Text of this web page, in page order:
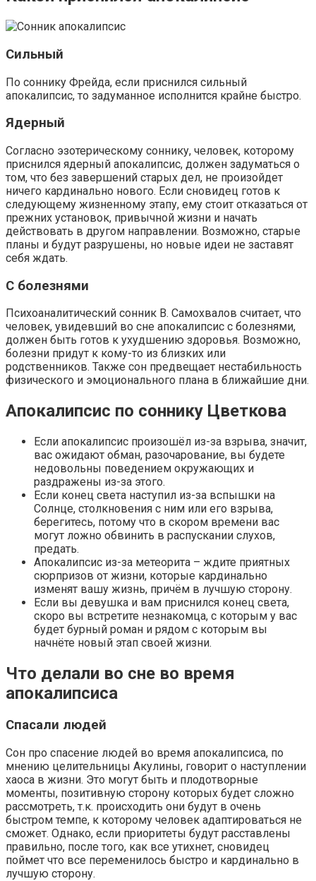
Сильный
По соннику Фрейда, если приснился сильный
апокалипсис, то задуманное исполнится крайне быстро.
Ядерный
Согласно эзотерическому соннику, человек, которому
приснился ядерный апокалипсис, должен задуматься о
том, что без завершений старых дел, не произойдет
ничего кардинально нового. Если сновидец готов к
следующему жизненному этапу, ему стоит отказаться от
прежних установок, привычной жизни и начать
действовать в другом направлении. Возможно, старые
планы и будут разрушены, но новые идеи не заставят
себя ждать.
С болезнями
Психоаналитический сонник В. Самохвалов считает, что
человек, увидевший во сне апокалипсис с болезнями,
должен быть готов к ухудшению здоровья. Возможно,
болезни придут к кому-то из близких или
родственников. Также сон предвещает нестабильность
физического и эмоционального плана в ближайшие дни.
Апокалипсис по соннику Цветкова
Если апокалипсис произошёл из-за взрыва, значит,
вас ожидают обман, разочарование, вы будете
недовольны поведением окружающих и
раздражены из-за этого.
Если конец света наступил из-за вспышки на
Солнце, столкновения с ним или его взрыва,
берегитесь, потому что в скором времени вас
могут ложно обвинить в распускании слухов,
предать.
Апокалипсис из-за метеорита – ждите приятных
сюрпризов от жизни, которые кардинально
изменят вашу жизнь, причём в лучшую сторону.
Если вы девушка и вам приснился конец света,
скоро вы встретите незнакомца, с которым у вас
будет бурный роман и рядом с которым вы
начнёте новый этап своей жизни.
Что делали во сне во время
апокалипсиса
Спасали людей
Сон про спасение людей во время апокалипсиса, по
мнению целительницы Акулины, говорит о наступлении
хаоса в жизни. Это могут быть и плодотворные
моменты, позитивную сторону которых будет сложно
рассмотреть, т.к. происходить они будут в очень
быстром темпе, к которому человек адаптироваться не
сможет. Однако, если приоритеты будут расставлены
правильно, после того, как все утихнет, сновидец
поймет что все переменилось быстро и кардинально в
лучшую сторону.